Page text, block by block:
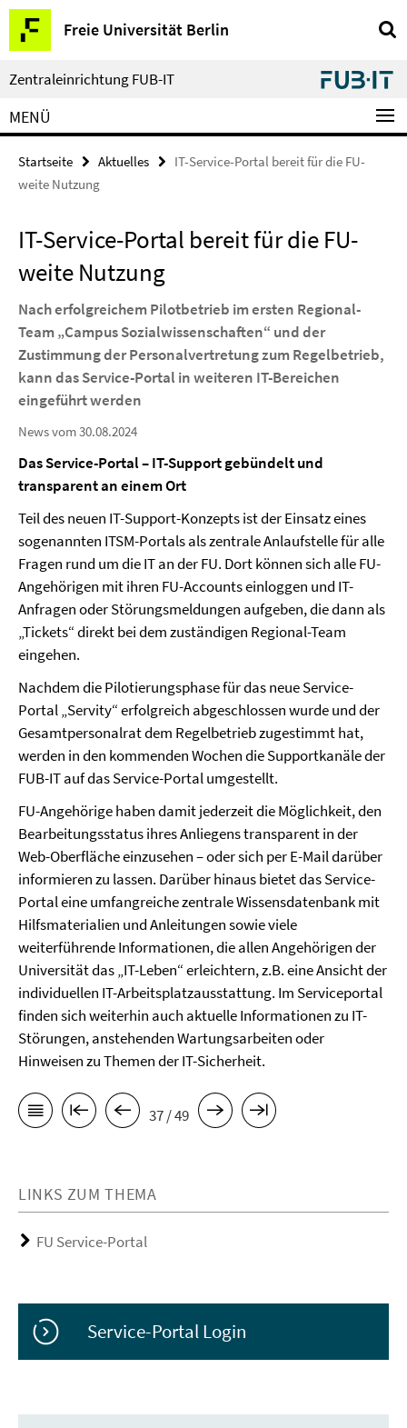
Springe
direkt
zu
Inhalt
Freie Universität Berlin
Service-
Navigation
Zentraleinrichtung FUB-IT
MENÜ
Startseite Aktuelles
IT-Service-Portal bereit für die FU-
weite Nutzung
IT-Service-Portal bereit für die FU-
weite Nutzung
Nach erfolgreichem Pilotbetrieb im ersten Regional-
Team „Campus Sozialwissenschaften“ und der
Zustimmung der Personalvertretung zum Regelbetrieb,
kann das Service-Portal in weiteren IT-Bereichen
eingeführt werden
News vom 30.08.2024
Das Service-Portal – IT-Support gebündelt und
transparent an einem Ort
Teil des neuen IT-Support-Konzepts ist der Einsatz eines
sogenannten ITSM-Portals als zentrale Anlaufstelle für alle
Fragen rund um die IT an der FU. Dort können sich alle FU-
Angehörigen mit ihren FU-Accounts einloggen und IT-
Anfragen oder Störungsmeldungen aufgeben, die dann als
„Tickets“ direkt bei dem zuständigen Regional-Team
eingehen.
Nachdem die Pilotierungsphase für das neue Service-
Portal „Servity“ erfolgreich abgeschlossen wurde und der
Gesamtpersonalrat dem Regelbetrieb zugestimmt hat,
werden in den kommenden Wochen die Supportkanäle der
FUB-IT auf das Service-Portal umgestellt.
FU-Angehörige haben damit jederzeit die Möglichkeit, den
Bearbeitungsstatus ihres Anliegens transparent in der
Web-Oberfläche einzusehen – oder sich per E-Mail darüber
informieren zu lassen. Darüber hinaus bietet das Service-
Portal eine umfangreiche zentrale Wissensdatenbank mit
Hilfsmaterialien und Anleitungen sowie viele
weiterführende Informationen, die allen Angehörigen der
Universität das „IT-Leben“ erleichtern, z.B. eine Ansicht der
individuellen IT-Arbeitsplatzausstattung. Im Serviceportal
finden sich weiterhin auch aktuelle Informationen zu IT-
Störungen, anstehenden Wartungsarbeiten oder
Hinweisen zu Themen der IT-Sicherheit.
37 / 49
LINKS ZUM THEMA
FU Service-Portal
Service-Portal Login